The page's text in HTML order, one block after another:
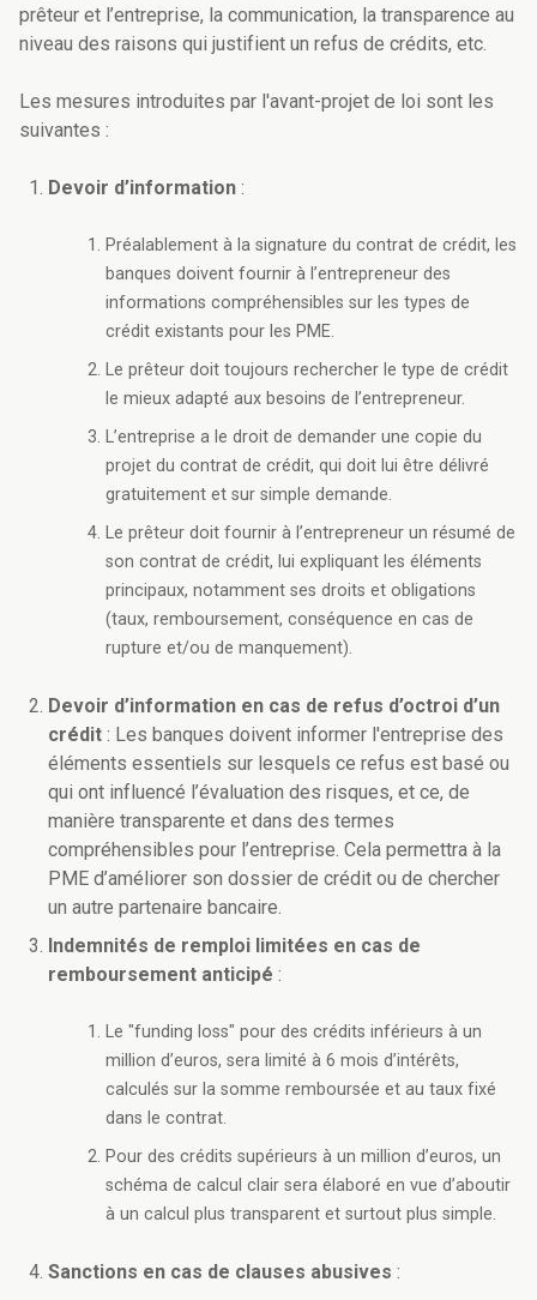
prêteur et l’entreprise, la communication, la transparence au
niveau des raisons qui justifient un refus de crédits, etc.
Les mesures introduites par l'avant-projet de loi sont les
suivantes :
Devoir d’information :
Préalablement à la signature du contrat de crédit, les
banques doivent fournir à l’entrepreneur des
informations compréhensibles sur les types de
crédit existants pour les PME.
Le prêteur doit toujours rechercher le type de crédit
le mieux adapté aux besoins de l’entrepreneur.
L’entreprise a le droit de demander une copie du
projet du contrat de crédit, qui doit lui être délivré
gratuitement et sur simple demande.
Le prêteur doit fournir à l’entrepreneur un résumé de
son contrat de crédit, lui expliquant les éléments
principaux, notamment ses droits et obligations
(taux, remboursement, conséquence en cas de
rupture et/ou de manquement).
Devoir d’information en cas de refus d’octroi d’un
crédit : Les banques doivent informer l'entreprise des
éléments essentiels sur lesquels ce refus est basé ou
qui ont influencé l’évaluation des risques, et ce, de
manière transparente et dans des termes
compréhensibles pour l’entreprise. Cela permettra à la
PME d’améliorer son dossier de crédit ou de chercher
un autre partenaire bancaire.
Indemnités de remploi limitées en cas de
remboursement anticipé :
Le "funding loss" pour des crédits inférieurs à un
million d’euros, sera limité à 6 mois d’intérêts,
calculés sur la somme remboursée et au taux fixé
dans le contrat.
Pour des crédits supérieurs à un million d’euros, un
schéma de calcul clair sera élaboré en vue d’aboutir
à un calcul plus transparent et surtout plus simple.
Sanctions en cas de clauses abusives :